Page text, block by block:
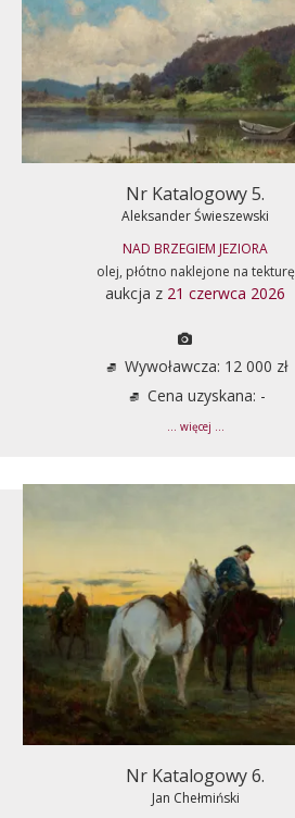
Nr Katalogowy 5.
Aleksander Świeszewski
NAD BRZEGIEM JEZIORA
olej, płótno naklejone na tekturę
aukcja z 21 czerwca 2026
Wywoławcza: 12 000 zł
Cena uzyskana: -
... więcej ...
Nr Katalogowy 6.
Jan Chełmiński